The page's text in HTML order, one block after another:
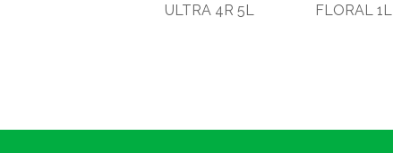
ULTRA 4R 5L
FLORAL 1L